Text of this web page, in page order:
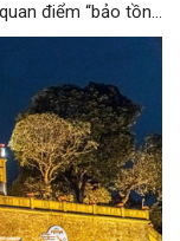
điểm “bảo tồn
phát triển kinh tế -
cao mới: “phát